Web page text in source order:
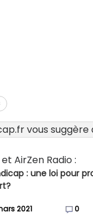
vous suggère
AirZen Radio :
: une loi pour
2021 0